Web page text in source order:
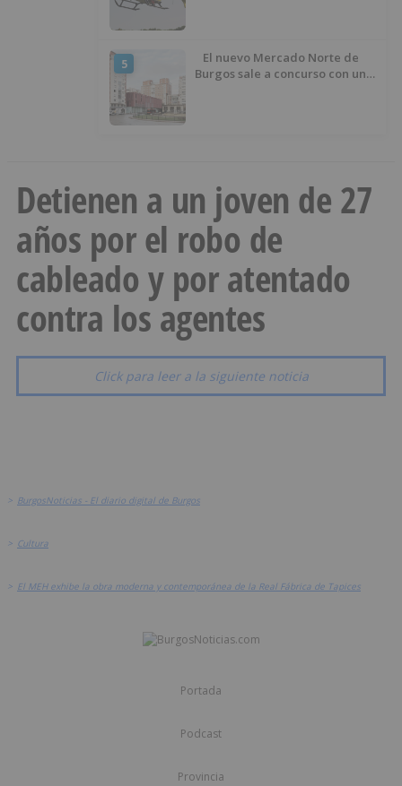
5
El nuevo Mercado Norte de
Burgos sale a concurso con un
Detienen a un joven de 27
años por el robo de
cableado y por atentado
contra los agentes
Click para leer a la siguiente noticia
> BurgosNoticias - El diario digital de Burgos
> Cultura
> El MEH exhibe la obra moderna y contemporánea de la Real Fábrica de Tapices
Portada
Podcast
Provincia